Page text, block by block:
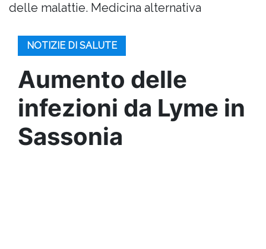
delle malattie. Medicina alternativa
NOTIZIE DI SALUTE
Aumento delle
infezioni da Lyme in
Sassonia